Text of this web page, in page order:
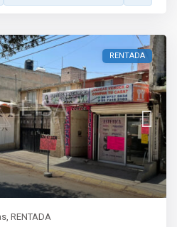
RENTADA
,RENTADA